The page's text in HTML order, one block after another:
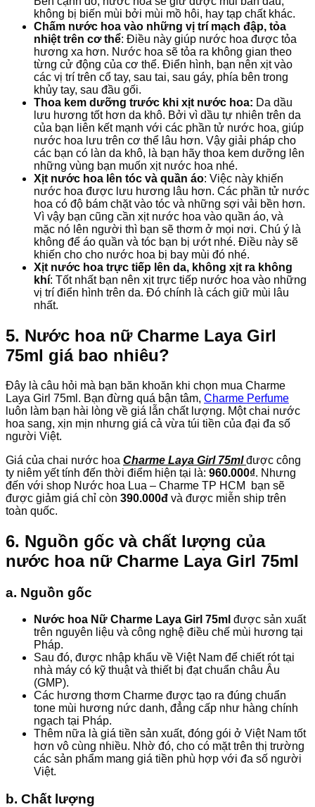
không bị biến mùi bởi mùi mồ hôi, hay tạp chất khác.
Chấm nước hoa vào những vị trí mạch đập, tỏa
nhiệt trên cơ thể: Điều này giúp nước hoa được tỏa
hương xa hơn. Nước hoa sẽ tỏa ra không gian theo
từng cử động của cơ thể. Điển hình, bạn nên xịt vào
các vị trí trên cổ tay, sau tai, sau gáy, phía bên trong
khủy tay, sau đầu gối.
Thoa kem dưỡng trước khi xịt nước hoa: Da dầu
lưu hương tốt hơn da khô. Bởi vì dầu tự nhiên trên da
của bạn liên kết mạnh với các phần tử nước hoa, giúp
nước hoa lưu trên cơ thể lâu hơn. Vậy giải pháp cho
các bạn có làn da khô, là bạn hãy thoa kem dưỡng lên
những vùng bạn muốn xịt nước hoa nhé.
Xịt nước hoa lên tóc và quần áo: Việc này khiến
nước hoa được lưu hương lâu hơn. Các phần tử nước
hoa có độ bám chặt vào tóc và những sợi vải bền hơn.
Vì vậy bạn cũng cần xịt nước hoa vào quần áo, và
mặc nó lên người thì bạn sẽ thơm ở mọi nơi. Chú ý là
không để áo quần và tóc bạn bị ướt nhé. Điều này sẽ
khiến cho cho nước hoa bị bay mùi đó nhé.
Xịt nước hoa trực tiếp lên da, không xịt ra không
khí: Tốt nhất bạn nên xịt trực tiếp nước hoa vào những
vị trí điển hình trên da. Đó chính là cách giữ mùi lâu
nhất.
5. Nước hoa nữ Charme Laya Girl
75ml giá bao nhiêu?
Đây là câu hỏi mà bạn băn khoăn khi chọn mua Charme
Laya Girl 75ml. Bạn đừng quá bận tâm, Charme Perfume
luôn làm bạn hài lòng về giá lẫn chất lượng. Một chai nước
hoa sang, xịn mịn nhưng giá cả vừa túi tiền của đại đa số
người Việt.
Giá của chai nước hoa Charme Laya Girl 75mlđược công
ty niêm yết tính đến thời điểm hiện tại là: 960.000₫. Nhưng
đến với shop Nước hoa Lua – Charme TP HCM bạn sẽ
được giảm giá chỉ còn 390.000đ và được miễn ship trên
toàn quốc.
6. Nguồn gốc và chất lượng của
nước hoa nữ Charme Laya Girl 75ml
a. Nguồn gốc
Nước hoa Nữ Charme Laya Girl 75ml được sản xuất
trên nguyên liệu và công nghệ điều chế mùi hương tại
Pháp.
Sau đó, được nhập khẩu về Việt Nam để chiết rót tại
nhà máy có kỹ thuật và thiết bị đạt chuẩn châu Âu
(GMP).
Các hương thơm Charme được tạo ra đúng chuẩn
tone mùi hương nức danh, đẳng cấp như hàng chính
ngạch tại Pháp.
Thêm nữa là giá tiền sản xuất, đóng gói ở Việt Nam tốt
hơn vô cùng nhiều. Nhờ đó, cho có mặt trên thị trường
các sản phẩm mang giá tiền phù hợp với đa số người
Việt.
b. Chất lượng